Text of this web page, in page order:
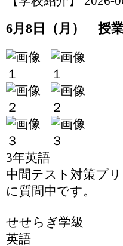
6月8日（月） 授
3年英語
中間テスト対策プ
に質問中です。
せせらぎ学級
英語